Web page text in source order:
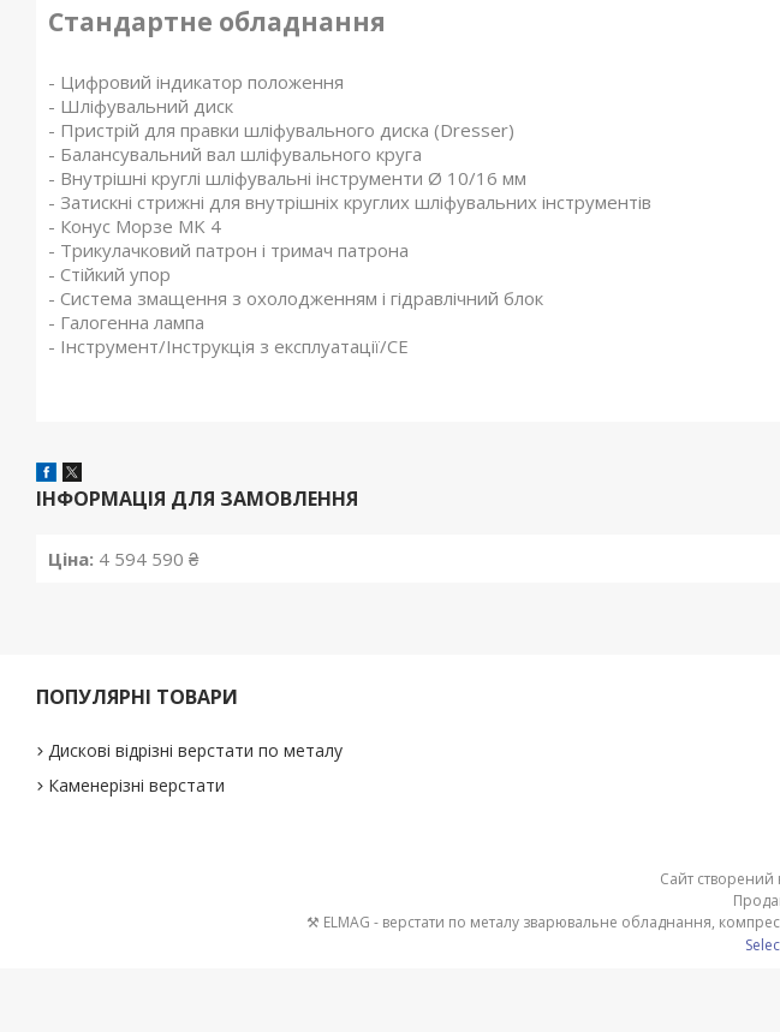
Стандартне обладнання
- Цифровий індикатор положення
- Шліфувальний диск
- Пристрій для правки шліфувального диска (Dresser)
- Балансувальний вал шліфувального круга
- Внутрішні круглі шліфувальні інструменти Ø 10/16 мм
- Затискні стрижні для внутрішніх круглих шліфувальних інструментів
- Конус Морзе MK 4
- Трикулачковий патрон і тримач патрона
- Стійкий упор
- Система змащення з охолодженням і гідравлічний блок
- Галогенна лампа
- Інструмент/Інструкція з експлуатації/СЕ
ІНФОРМАЦІЯ ДЛЯ ЗАМОВЛЕННЯ
Ціна: 4 594 590 ₴
ПОПУЛЯРНІ ТОВАРИ
Дискові відрізні верстати по металу
Каменерізні верстати
Сайт створений